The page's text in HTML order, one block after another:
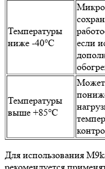
Температуры
ниже -40°C
если
Температуры
выше +85°C
Может
Для использования
рекомендуется